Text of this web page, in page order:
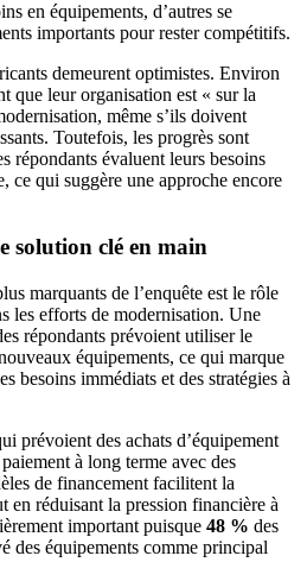
en équipements, d’autres se
importants pour rester compétitifs.
demeurent optimistes. Environ
que leur organisation est « sur la
même s’ils doivent
Toutefois, les progrès sont
répondants évaluent leurs besoins
ce qui suggère une approche encore
solution clé en main
marquants de l’enquête est le rôle
les efforts de modernisation. Une
répondants prévoient utiliser le
équipements, ce qui marque
besoins immédiats et des stratégies à
prévoient des achats d’équipement
à long terme avec des
de financement facilitent la
en réduisant la pression financière à
important puisque 48 % des
des équipements comme principal